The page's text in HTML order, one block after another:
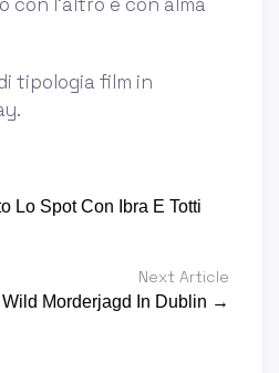
tipologia film in
Lo Spot Con Ibra E Totti
Next Article
Morderjagd In Dublin →